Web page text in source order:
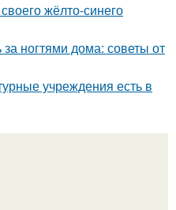
жёлто-синего
ногтями дома: советы от
учреждения есть в